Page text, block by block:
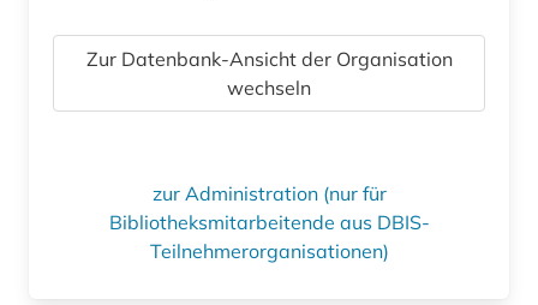
Zur Datenbank-Ansicht der Organisation
wechseln
zur Administration (nur für
Bibliotheksmitarbeitende aus DBIS-
Teilnehmerorganisationen)